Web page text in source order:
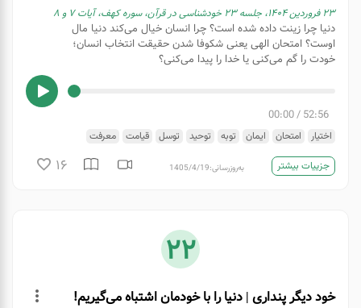
۲۳ فروردین ۱۴۰۴، جلسه ۲۳ خودشناسی در قرآن، سوره کهف، آیات ۷ و ٨
دنیا چرا زینت داده شده است؟ چرا انسان خیال می‌کند دنیا مال
اوست؟ امتحان الهی یعنی شکوفا شدن حقیقت انتخاب انسان؛
خودت را گم می‌کنی یا خدا را پیدا می‌کنی؟
52:56
/
00:00
اختیار امتحان ایمان توبه توحید توسل قیامت معرفت
جزییات بیشتر به‌روزرسانی:1405/4/19
16
22
خود دیگر پنداری | دنیا را با خودمان اشتباه می‌گیریم!